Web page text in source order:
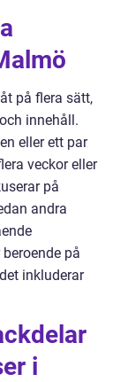
på flera sätt,
innehåll.
eller ett par
veckor eller
på
andra
på
inkluderar
i